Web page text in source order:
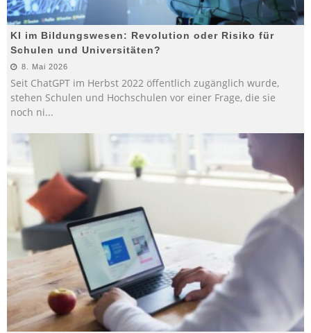
KI im Bildungswesen: Revolution oder Risiko für
Schulen und Universitäten?
8. Mai 2026
Seit ChatGPT im Herbst 2022 öffentlich zugänglich wurde,
stehen Schulen und Hochschulen vor einer Frage, die sie
noch ni...